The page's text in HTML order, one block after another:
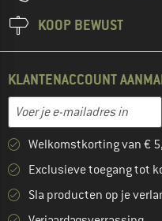
KOOP BEWUST
KLANTENACCOUNT
E-mailadres
Vul je e-mailadres hier in
Welkomstkorting van €
Exclusieve toegang tot
Sla producten op je